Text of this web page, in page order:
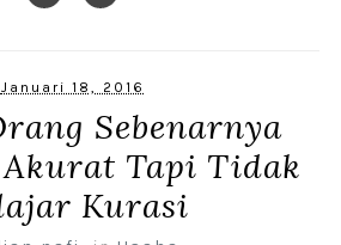
Januari 18, 2016
Sebenarnya
Akurat Tapi Tidak
Kurasi